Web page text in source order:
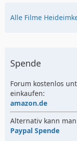
Alle Filme
Spende
Forum kostenlos
einkaufen:
amazon.de
Alternativ kann
Paypal Spende